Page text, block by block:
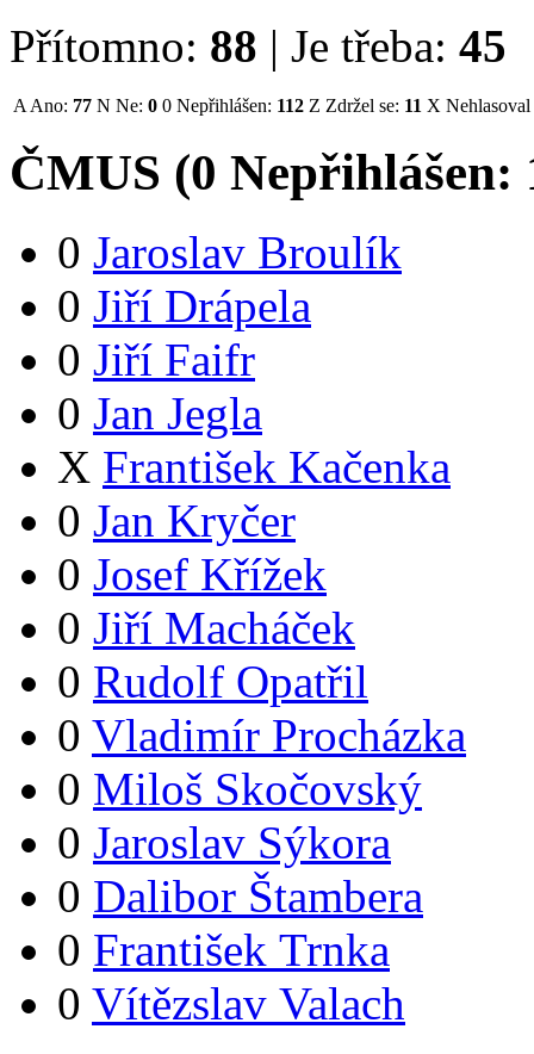
Přítomno: 88 | Je třeba: 45
A Ano: 77 N Ne: 0 0 Nepřihlášen: 112 Z Zdržel se: 11 X Nehlasoval
ČMUS (0 Nepřihlášen:
0 Jaroslav Broulík
0 Jiří Drápela
0 Jiří Faifr
0 Jan Jegla
X František Kačenka
0 Jan Kryčer
0 Josef Křížek
0 Jiří Macháček
0 Rudolf Opatřil
0 Vladimír Procházka
0 Miloš Skočovský
0 Jaroslav Sýkora
0 Dalibor Štambera
0 František Trnka
0 Vítězslav Valach